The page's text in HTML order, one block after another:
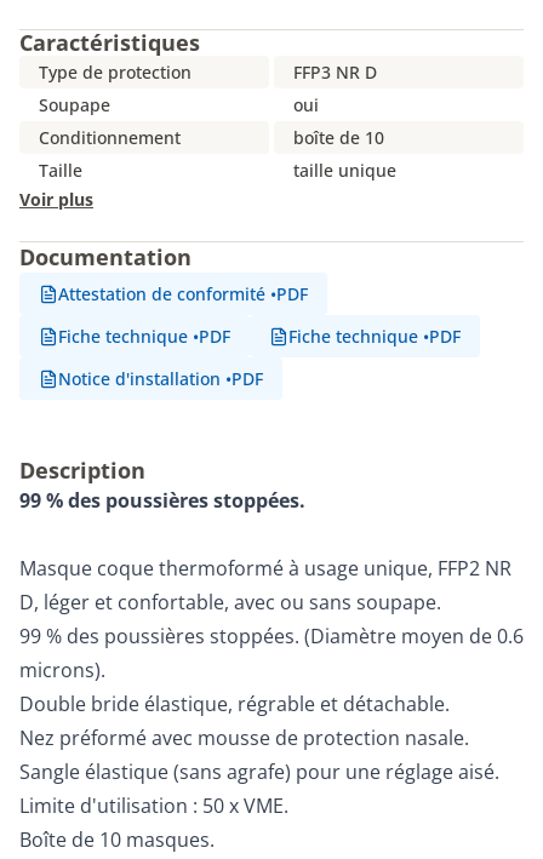
Caractéristiques
Type de protection
FFP3 NR D
Soupape
oui
Conditionnement
boîte de 10
Taille
taille unique
Voir plus
Documentation
Attestation de conformité •PDF
Fiche technique •PDF Fiche technique •PDF
Notice d'installation •PDF
Description
99 % des poussières stoppées.
Masque coque thermoformé à usage unique, FFP2 NR
D, léger et confortable, avec ou sans soupape.
99 % des poussières stoppées. (Diamètre moyen de 0.6
microns).
Double bride élastique, régrable et détachable.
Nez préformé avec mousse de protection nasale.
Sangle élastique (sans agrafe) pour une réglage aisé.
Limite d'utilisation : 50 x VME.
Boîte de 10 masques.